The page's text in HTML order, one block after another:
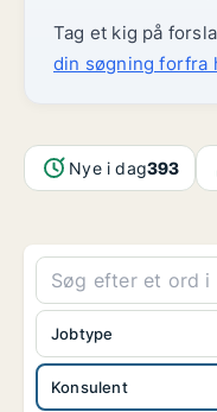
Tag et kig på
din søgning forfra
Nye i dag393
Konsulent
Jobtype